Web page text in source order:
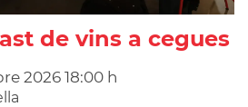
de vins a cegues
2026 18:00 h